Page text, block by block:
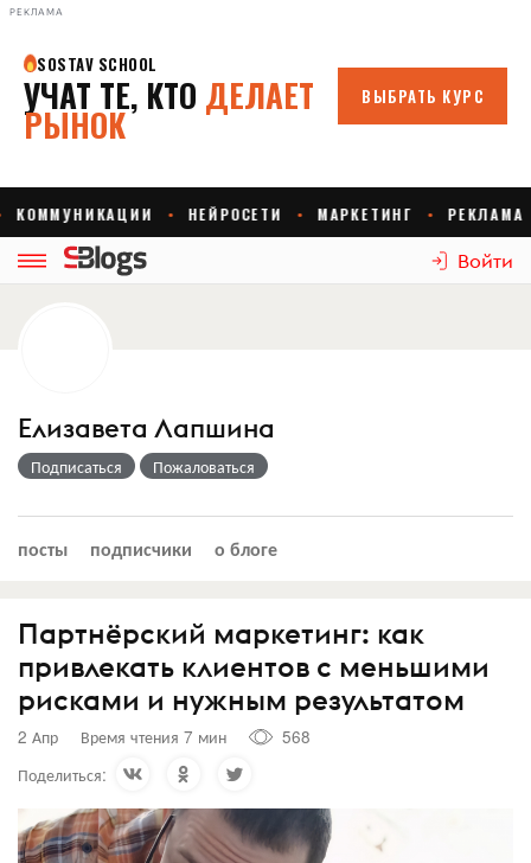
РЕКЛАМА
Войти
Елизавета Лапшина
Подписаться Пожаловаться
посты подписчики о блоге
Партнёрский маркетинг: как
привлекать клиентов с меньшими
рисками и нужным результатом
2 Апр Время чтения 7 мин
568
Поделиться: